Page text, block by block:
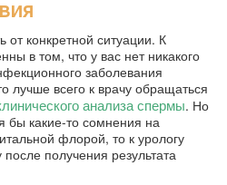
от конкретной ситуации. К
в том, что у вас нет никакого
заболевания
лучше всего к врачу обращаться
анализа спермы. Но
бы какие-то сомнения на
флорой, то к урологу
получения результата